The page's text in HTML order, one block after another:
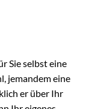
Sie selbst eine
jemandem eine
er über Ihr